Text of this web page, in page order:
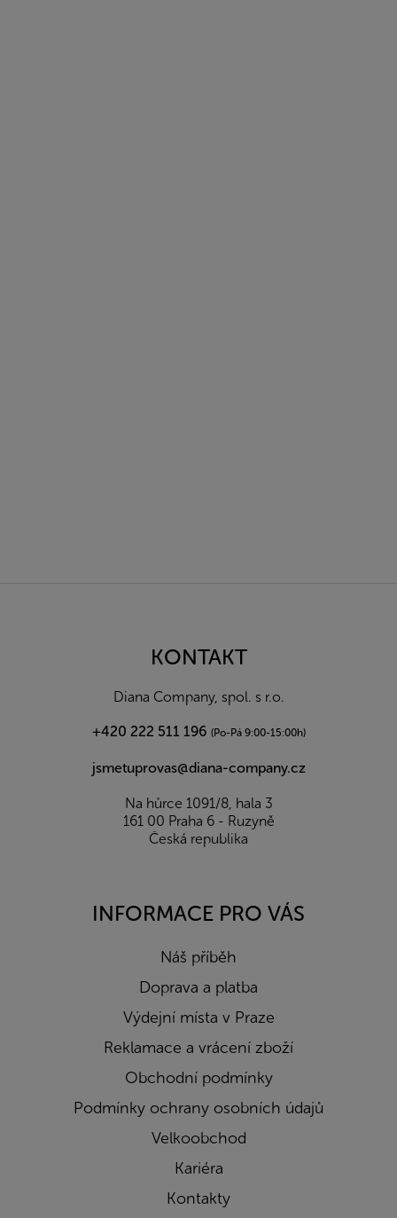
KONTAKT
Diana Company, spol. s r.o.
+420 222 511 196 (Po-Pá 9:00-15:00h)
jsmetuprovas@diana-company.cz
Na hůrce 1091/8, hala 3
161 00 Praha 6 - Ruzyně
Česká republika
INFORMACE PRO VÁS
Náš příběh
Doprava a platba
Výdejní místa v Praze
Reklamace a vrácení zboží
Obchodní podmínky
Podmínky ochrany osobních údajů
Velkoobchod
Kariéra
Kontakty